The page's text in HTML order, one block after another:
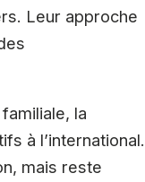
Leur approche
la
à l’international.
mais reste